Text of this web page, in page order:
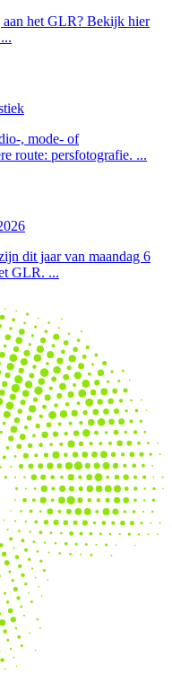
aan het GLR? Bekijk hier
...
, mode- of
route: persfotografie. ...
dit jaar van maandag 6
GLR. ...